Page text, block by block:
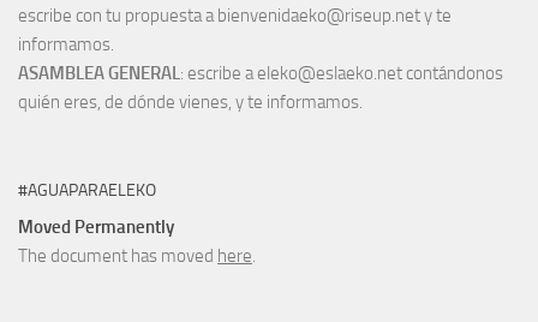
escribe con tu propuesta a bienvenidaeko@riseup.net y te
informamos.
ASAMBLEA GENERAL: escribe a eleko@eslaeko.net contándonos
quién eres, de dónde vienes, y te informamos.
#AGUAPARAELEKO
Moved Permanently
The document has moved here.